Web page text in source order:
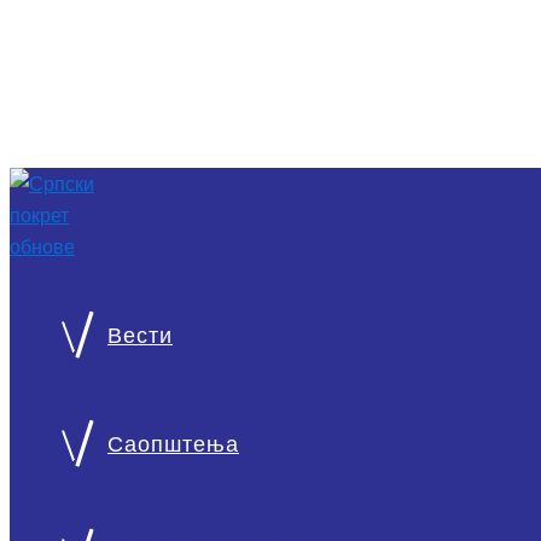
Вести
Саопштења
О нама